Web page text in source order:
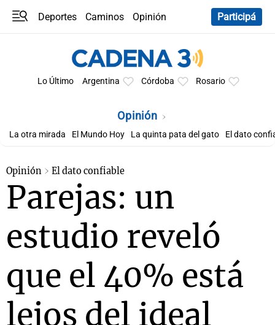
Deportes Caminos
Opinión
Participá
Lo Último Argentina Córdoba Rosario
Opinión
La otra mirada El Mundo Hoy La quinta pata del gato El dato
Opinión El dato confiable
Parejas: un
estudio reveló
que el 40% está
lejos del ideal